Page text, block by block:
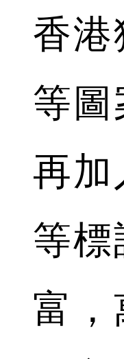
香
等
再
等
富